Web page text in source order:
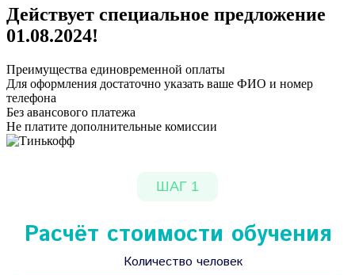
Действует специальное предложение
01.08.2024!
Преимущества единовременной оплаты
Для оформления достаточно указать ваше ФИО и номер
телефона
Без авансового платежа
Не платите дополнительные комиссии